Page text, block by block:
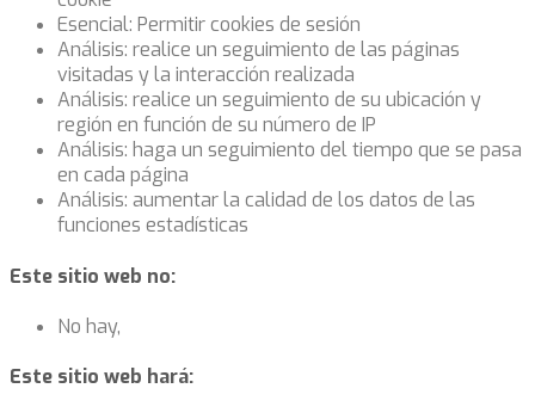
Esencial: Permitir cookies de sesión
Análisis: realice un seguimiento de las páginas
visitadas y la interacción realizada
Análisis: realice un seguimiento de su ubicación y
región en función de su número de IP
Análisis: haga un seguimiento del tiempo que se pasa
en cada página
Análisis: aumentar la calidad de los datos de las
funciones estadísticas
Este sitio web no:
No hay,
Este sitio web hará: